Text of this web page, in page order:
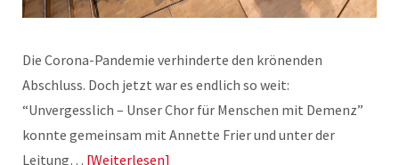
Die Corona-Pandemie verhinderte den krönenden
Abschluss. Doch jetzt war es endlich so weit:
“Unvergesslich – Unser Chor für Menschen mit Demenz”
konnte gemeinsam mit Annette Frier und unter der
Leitung… Weiterlesen